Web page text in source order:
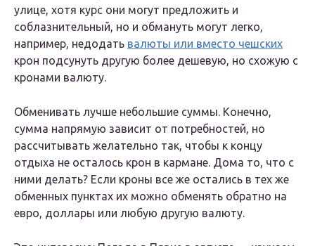
улице, хотя курс они могут предложить и
соблазнительный, но и обмануть могут легко,
например, недодать валюты или вместо чешских
крон подсунуть другую более дешевую, но схожую с
кронами валюту.
Обменивать лучше небольшие суммы. Конечно,
сумма напрямую зависит от потребностей, но
рассчитывать желательно так, чтобы к концу
отдыха не осталось крон в кармане. Дома то, что с
ними делать? Если кроны все же остались в тех же
обменных пунктах их можно обменять обратно на
евро, доллары или любую другую валюту.